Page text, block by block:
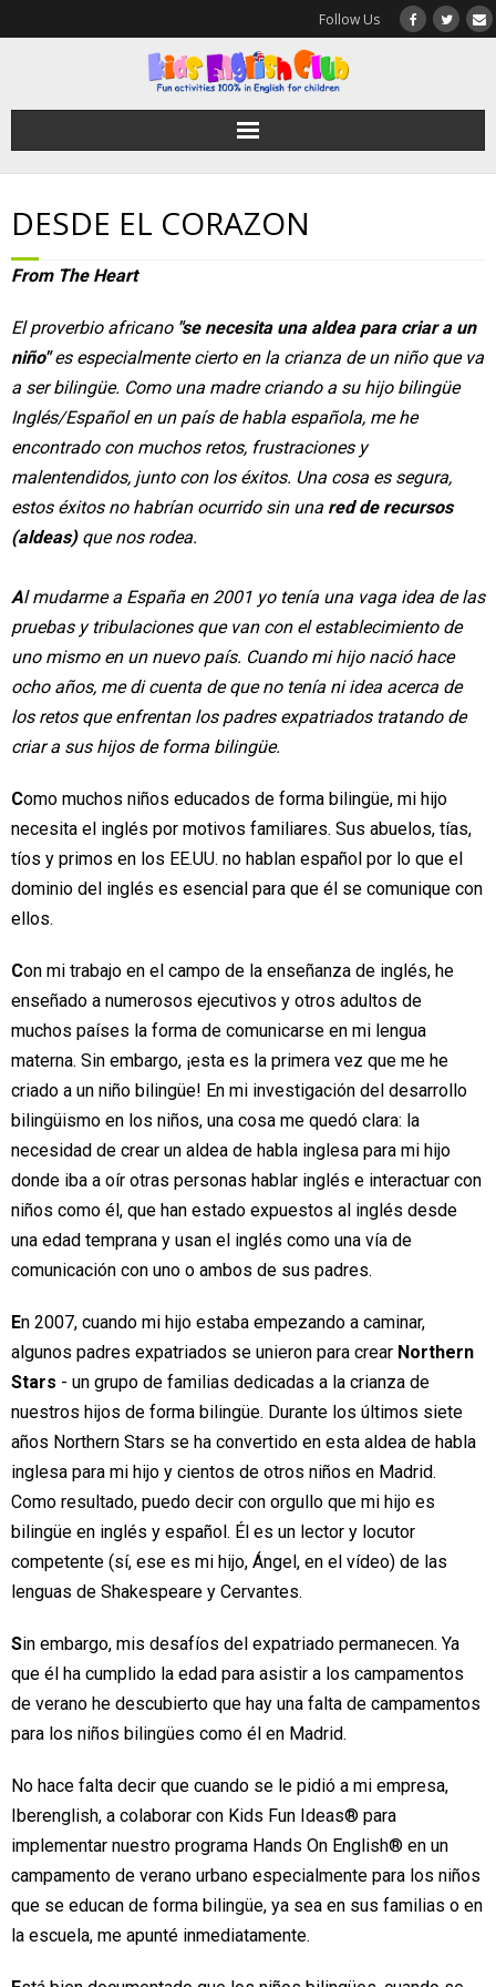
Follow Us
HOME
English
Spanish
DESDE EL CORAZON
From The Heart
El proverbio africano "se necesita una aldea para criar a un
niño"es especialmente cierto en la crianza de un niño que va
a ser bilingüe. Como una madre criando a su hijo bilingüe
Inglés/Español en un país de habla española, me he
encontrado con muchos retos, frustraciones y
malentendidos, junto con los éxitos. Una cosa es segura,
estos éxitos no habrían ocurrido sin una red de recursos
(aldeas)que nos rodea.
Al mudarme a España en 2001 yo tenía una vaga idea de las
pruebas y tribulaciones que van con el establecimiento de
uno mismo en un nuevo país. Cuando mi hijo nació hace
ocho años, me di cuenta de que no tenía ni idea acerca de
los retos que enfrentan los padres expatriados tratando de
criar a sus hijos de forma bilingüe.
Como muchos niños educados de forma bilingüe, mi hijo
necesita el inglés por motivos familiares. Sus abuelos, tías,
tíos y primos en los EE.UU. no hablan español por lo que el
dominio del inglés es esencial para que él se comunique con
ellos.
Con mi trabajo en el campo de la enseñanza de inglés, he
enseñado a numerosos ejecutivos y otros adultos de
muchos países la forma de comunicarse en mi lengua
materna. Sin embargo, ¡esta es la primera vez que me he
criado a un niño bilingüe! En mi investigación del desarrollo
bilingüismo en los niños, una cosa me quedó clara: la
necesidad de crear un aldea de habla inglesa para mi hijo
donde iba a oír otras personas hablar inglés e interactuar con
niños como él, que han estado expuestos al inglés desde
una edad temprana y usan el inglés como una vía de
comunicación con uno o ambos de sus padres.
En 2007, cuando mi hijo estaba empezando a caminar,
algunos padres expatriados se unieron para crear Northern
Stars - un grupo de familias dedicadas a la crianza de
nuestros hijos de forma bilingüe. Durante los últimos siete
años Northern Stars se ha convertido en esta aldea de habla
inglesa para mi hijo y cientos de otros niños en Madrid.
Como resultado, puedo decir con orgullo que mi hijo es
bilingüe en inglés y español. Él es un lector y locutor
competente (sí, ese es mi hijo, Ángel, en el vídeo) de las
lenguas de Shakespeare y Cervantes.
Sin embargo, mis desafíos del expatriado permanecen. Ya
que él ha cumplido la edad para asistir a los campamentos
de verano he descubierto que hay una falta de campamentos
para los niños bilingües como él en Madrid.
No hace falta decir que cuando se le pidió a mi empresa,
Iberenglish, a colaborar con Kids Fun Ideas® para
implementar nuestro programa Hands On English® en un
campamento de verano urbano especialmente para los niños
que se educan de forma bilingüe, ya sea en sus familias o en
la escuela, me apunté inmediatamente.